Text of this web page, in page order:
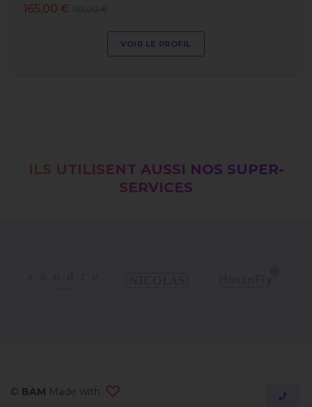
165,00 €
VOIR LE PROFIL
ILS UTILISENT AUSSI NOS SUPER-
SERVICES
© BAM Made with